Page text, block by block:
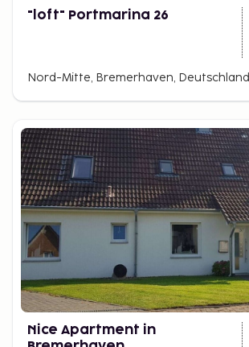
"loft" Portmarina 26
Nord-Mitte, Bremerhaven, Deutschland
Nice Apartment in